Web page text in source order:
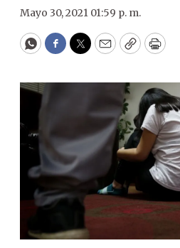
Mayo 30, 2021 01:59 p. m.
WhatsApp
Facebook
Twitter
EmailCopyPrint